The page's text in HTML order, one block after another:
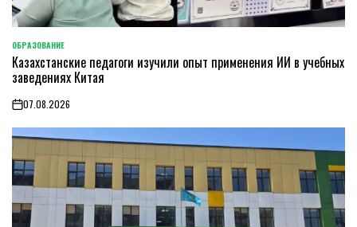
POSTED
IN
ОБРАЗОВАНИЕ
Казахстанские педагоги изучили опыт применения ИИ в учебных
заведениях Китая
on07.08.2026